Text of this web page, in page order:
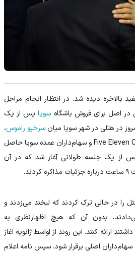
بالاخره دیده شد. در انتظار انجام مراحل
در اصل برای فروش باشگاه سویاپس از یک
در هتلی در شهر سویا میانسرخیو راموس،
مارتین اینک مدیرعامل Five Eleven Capital و سهام‌داران عمده سویا حاصل
از یک جلسه طولانی آغاز شد که در آن
را در حالی ترک کردند که لبخند می‌زدند و
بدون آن که هیچ اظهارنظری به
ارائه کنند. این روند از اواسط ژانویه آغاز
اصلی برقرار شود. سپس نامه اعلام